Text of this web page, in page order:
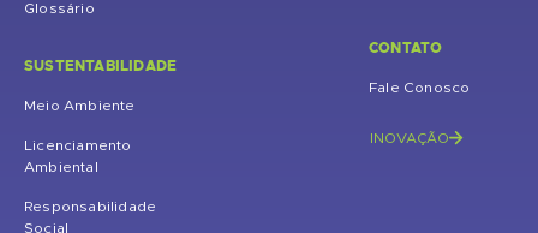
Glossário
SUSTENTABILIDADE
Meio Ambiente
Licenciamento
Ambiental
Responsabilidade
Social
CONTATO
Fale Conosco
INOVAÇÃO